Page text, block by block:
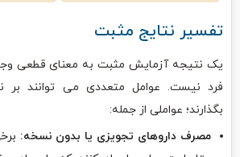
تفسیر نتایج مثبت
یک نتیجه آزمایش مثبت به معنای قطعی
فرد نیست. عوامل متعددی می توانند بر
بگذارند؛ عواملی از جمله:
مصرف داروهای تجویزی یا بدون نسخه: